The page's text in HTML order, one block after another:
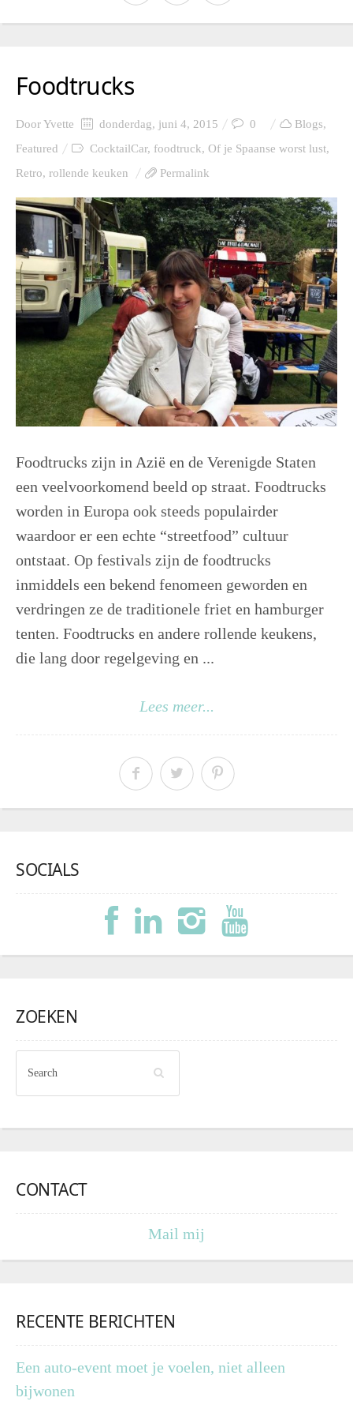
Foodtrucks
DoorYvette donderdag, juni 4, 2015 0 Blogs,
Featured
CocktailCar, foodtruck, Of je Spaanse worst lust,
Retro, rollende keuken Permalink
Foodtrucks zijn in Azië en de Verenigde Staten
een veelvoorkomend beeld op straat. Foodtrucks
worden in Europa ook steeds populairder
waardoor er een echte “streetfood” cultuur
ontstaat. Op festivals zijn de foodtrucks
inmiddels een bekend fenomeen geworden en
verdringen ze de traditionele friet en hamburger
tenten. Foodtrucks en andere rollende keukens,
die lang door regelgeving en ...
Lees meer...
SOCIALS
ZOEKEN
CONTACT
Mail mij
RECENTE BERICHTEN
Een auto-event moet je voelen, niet alleen
bijwonen